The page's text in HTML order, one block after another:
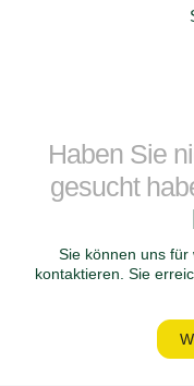
Haben Sie
gesucht
Sie können uns
kontaktieren. Sie